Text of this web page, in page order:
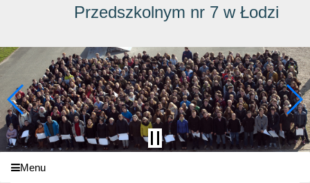
Przedszkolnym nr 7 w Łodzi
Menu